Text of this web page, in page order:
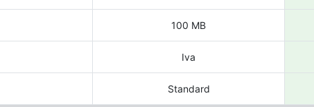
100 MB
Iva
Standard